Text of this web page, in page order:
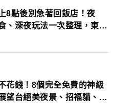
8點後別急著回飯店！夜
、深夜玩法一次整理，東京
花錢！8個完全免費的神級
望台絕美夜景、招福貓、皇